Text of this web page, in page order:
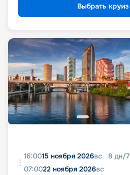
Выбрать круиз
16:0015 ноября 2026вс 8 дн/7
07:0022 ноября 2026вс